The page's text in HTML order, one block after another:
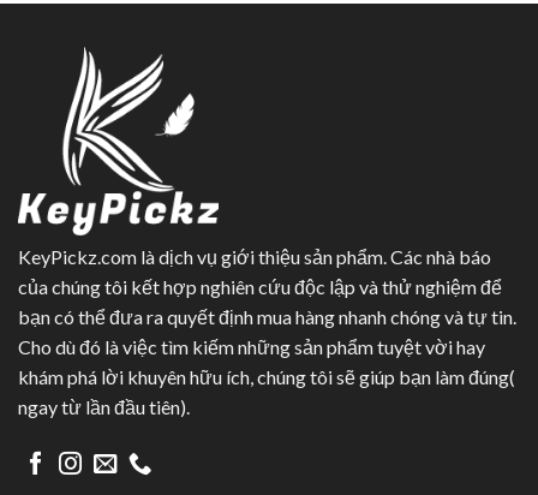
KeyPickz.com là dịch vụ giới thiệu sản phẩm. Các nhà báo
của chúng tôi kết hợp nghiên cứu độc lập và thử nghiệm để
bạn có thể đưa ra quyết định mua hàng nhanh chóng và tự tin.
Cho dù đó là việc tìm kiếm những sản phẩm tuyệt vời hay
khám phá lời khuyên hữu ích, chúng tôi sẽ giúp bạn làm đúng(
ngay từ lần đầu tiên).